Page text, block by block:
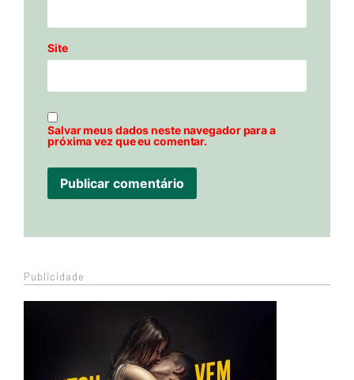
Site
Salvar meus dados neste navegador para a
próxima vez que eu comentar.
Publicidade